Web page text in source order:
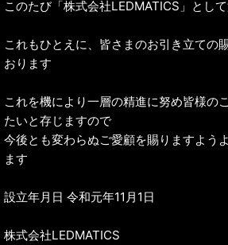
このたび「株式会社LEDMATICS」とし
これもひとえに、皆さまのお引き立ての
おります
これを機により一層の精進に努め皆様の
たいと存じますので
今後とも変わらぬご愛顧を賜りますよう
ます
設立年月日 令和元年11月1日
株式会社LEDMATICS